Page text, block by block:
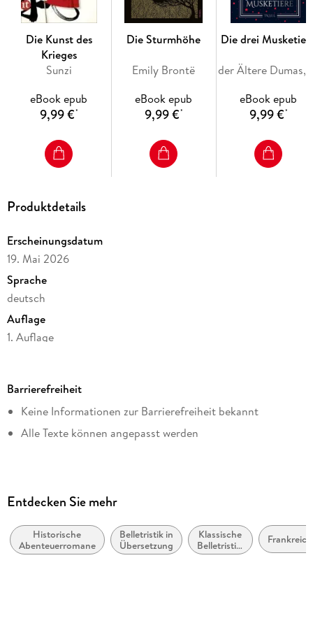
Die Kunst des
Krieges
Sunzi
eBook epub
9,99 €*
Die Sturmhöhe
Emily Brontë
eBook epub
9,99 €*
Die drei
eBook epub
9,99 €*
Produktdetails
Erscheinungsdatum
19. Mai 2026
Sprache
deutsch
Auflage
1. Auflage
Dateigröße
1,53 MB
Reihe
der Ältere Dumas, der Ältere, Alexandre Dumas
Insel Verlag
Kopierschutz
Barrierefreiheit
Keine Informationen zur Barrierefreiheit bekannt
Alle Texte können angepasst werden
Entdecken Sie mehr
Historische
Abenteuerromane
Belletristik in
Übersetzung
Klassische
Belletristik:
allgemein
Frankreich